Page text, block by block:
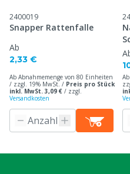
2400019
Snapper Rattenfalle
Ab
2,33 €
Ab Abnahmemenge von 80 Einheiten
/ zzgl. 19% MwSt. / Preis pro Stück
inkl. MwSt. 3,09 € / zzgl.
Versandkosten